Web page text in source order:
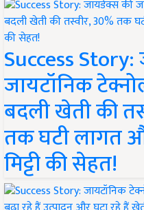
Success
जायटॉनिक
बदली खेती की
तक घटी लागत
मिट्टी की सेहत!